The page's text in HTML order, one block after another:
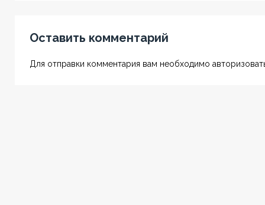
Оставить комментарий
Для отправки комментария вам необходимо